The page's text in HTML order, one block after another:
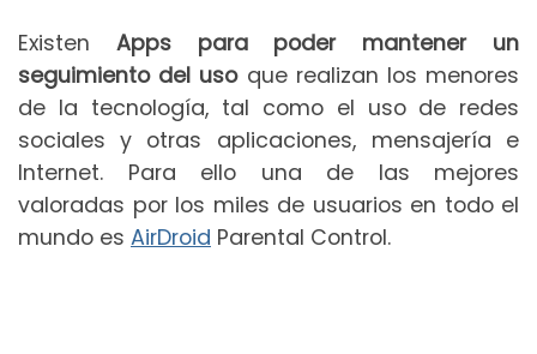
Existen Apps para poder mantener un
seguimiento del usoque realizan los menores
de la tecnología, tal como el uso de redes
sociales y otras aplicaciones, mensajería e
Internet. Para ello una de las mejores
valoradas por los miles de usuarios en todo el
mundo es AirDroid Parental Control.